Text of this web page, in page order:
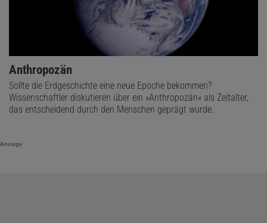
Anthropozän
Sollte die Erdgeschichte eine neue Epoche bekommen?
Wissenschaftler diskutieren über ein »Anthropozän« als Zeitalter,
das entscheidend durch den Menschen geprägt wurde.
Anzeige